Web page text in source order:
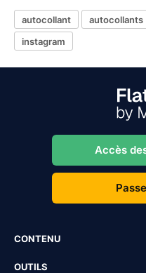
autocollant autocollants
instagram
Accès
CONTENU
OUTILS